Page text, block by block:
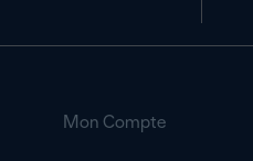
Mon Compte